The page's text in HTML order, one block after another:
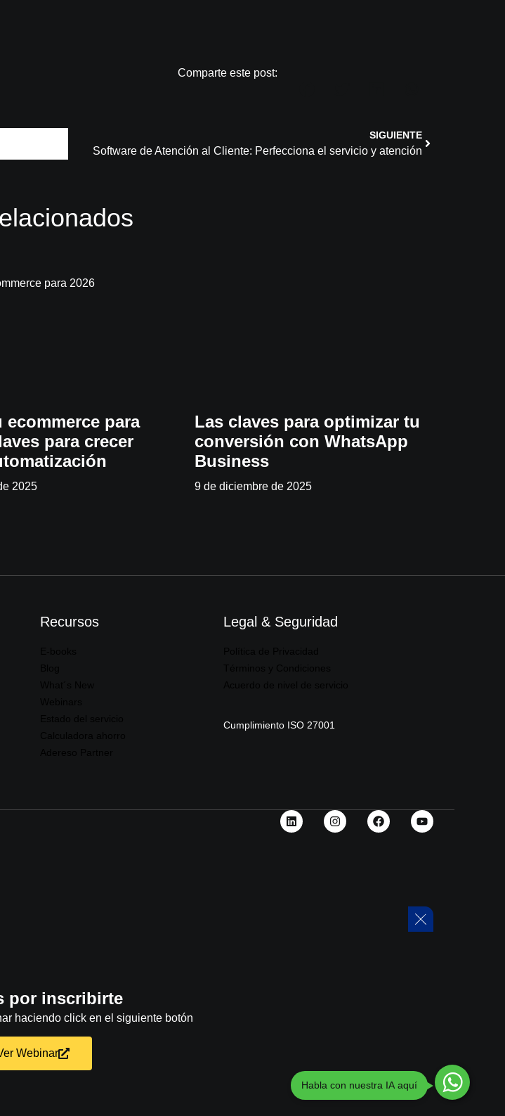
Comparte este post:
SIGUIENTE
Software de Atención al Cliente: Perfecciona el servicio y atención
ecommerce para
para crecer
2025
Las claves para optimizar tu
conversión con WhatsApp
Business
9 de diciembre de 2025
Recursos Legal & Seguridad
Cumplimiento ISO 27001
Habla con nuestra IA aquí
por inscribirte
haciendo click en el siguiente botón
Webinar